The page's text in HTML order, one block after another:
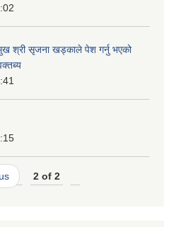
श्री सृजना खड्काले पेश गर्नु भएको
2 of 2